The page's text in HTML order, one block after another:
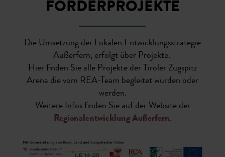
FÖRDERPROJEKTE
Die Umsetzung der Lokalen Entwicklungsstrategie
Außerfern, erfolgt über Projekte.
Hier finden Sie alle Projekte der Tiroler Zugspitz
Arena die vom REA-Team begleitet wurden oder
werden.
Weitere Infos finden Sie auf der Website der
Regionalentwicklung Außerfern.